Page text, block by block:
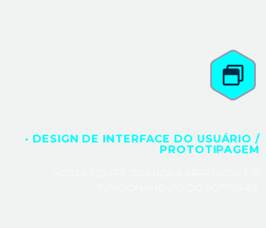
· DESIGN DE INTERFACE DO USUÁRIO /
PROTOTIPAGEM